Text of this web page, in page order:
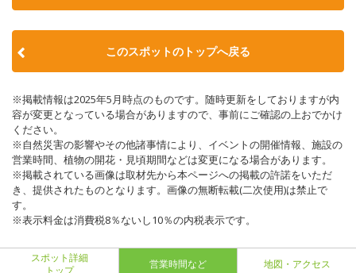
このスポットのトップへ戻る
※掲載情報は2025年5月時点のものです。随時更新をしておりますが内
容が変更となっている場合がありますので、事前にご確認の上おでかけ
ください。
※自然災害の影響やその他諸事情により、イベントの開催情報、施設の
営業時間、植物の開花・見頃期間などは変更になる場合があります。
※掲載されている画像は取材先から本ページへの掲載の許諾をいただ
き、提供されたものとなります。画像の無断転載(二次使用)は禁止で
す。
※表示料金は消費税8％ないし10％の内税表示です。
スポット詳細
トップ
営業時間など 地図・アクセス